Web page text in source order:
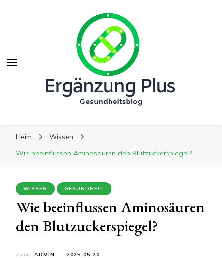
Ergänzung Plus
Heim
Wissen
Wie beeinflussen Aminosäuren den Blutzuckerspiegel?
WISSEN GESUNDHEIT
Wie beeinflussen Aminosäuren
den Blutzuckerspiegel?
Autor: ADMIN 2025-05-20